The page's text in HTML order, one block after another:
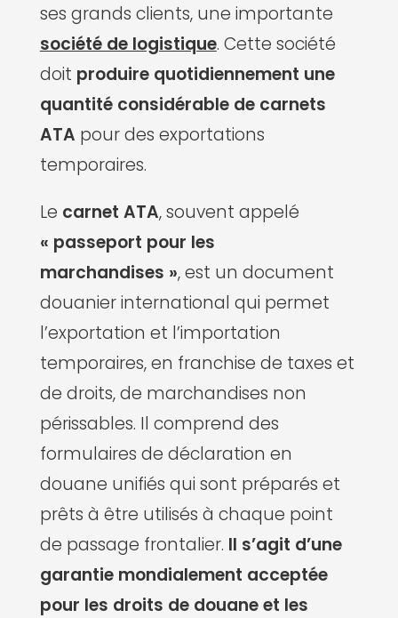
ses grands clients, une importante
société de logistique. Cette société
doit produire quotidiennement une
quantité considérable de carnets
ATA pour des exportations
temporaires.
Le carnet ATA, souvent appelé
« passeport pour les
marchandises », est un document
douanier international qui permet
l’exportation et l’importation
temporaires, en franchise de taxes et
de droits, de marchandises non
périssables. Il comprend des
formulaires de déclaration en
douane unifiés qui sont préparés et
prêts à être utilisés à chaque point
de passage frontalier. Il s’agit d’une
garantie mondialement acceptée
pour les droits de douane et les